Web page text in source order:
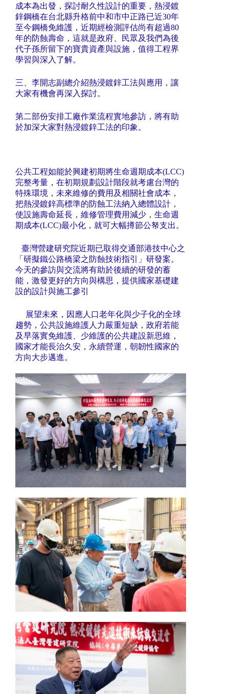
成本為出發，探討耐久性設計的重要，熱浸鍍
鋅鋼橋在台北縣升格前中和市中正路已近30年
至今鋼橋免維護，近期經檢測評估尚有超過80
年的防蝕壽命，這就是政府、民眾及我們為後
代子孫所留下的寶貴資產與設施，值得工程界
學習與深入了解。
三、李開志副總介紹熱浸鍍鋅工法與應用，讓
大家有機會再深入探討。
第二部份安排工廠作業流程實地參訪，將有助
於加深大家對熱浸鍍鋅工法的印象。
公共工程如能於興建初期將生命週期成本(LCC)
完整考量，在初期規劃設計階段就考慮台灣的
特殊環境，未來維修的費用及相關社會成本，
把熱浸鍍鋅高標準的防蝕工法納入總體設計，
使設施壽命延長，維修管理費用減少，生命週
期成本(LCC)最小化，就可大幅撙節公帑支出。
臺灣營建研究院近期已取得交通部港技中心之
「研擬鐵公路橋梁之防蝕技術指引」研發案。
今天的參訪與交流將有助於後續的研發的蓄
能，激發更好的方向與構思，提供國家基礎建
設的設計與施工參引
展望未來，因應人口老年化與少子化的全球
趨勢，公共設施維護人力嚴重短缺，政府若能
及早落實免維護、少維護的公共建設新思維，
國家才能長治久安，永續營運，朝韌性國家的
方向大步邁進。